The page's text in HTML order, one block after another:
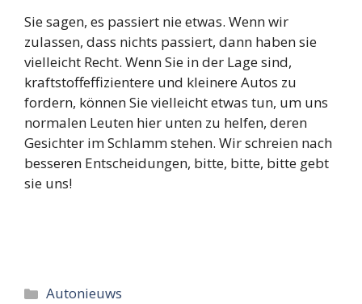
Sie sagen, es passiert nie etwas. Wenn wir
zulassen, dass nichts passiert, dann haben sie
vielleicht Recht. Wenn Sie in der Lage sind,
kraftstoffeffizientere und kleinere Autos zu
fordern, können Sie vielleicht etwas tun, um uns
normalen Leuten hier unten zu helfen, deren
Gesichter im Schlamm stehen. Wir schreien nach
besseren Entscheidungen, bitte, bitte, bitte gebt
sie uns!
Categorieën
Autonieuws